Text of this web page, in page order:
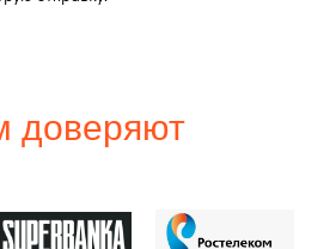
доверяют